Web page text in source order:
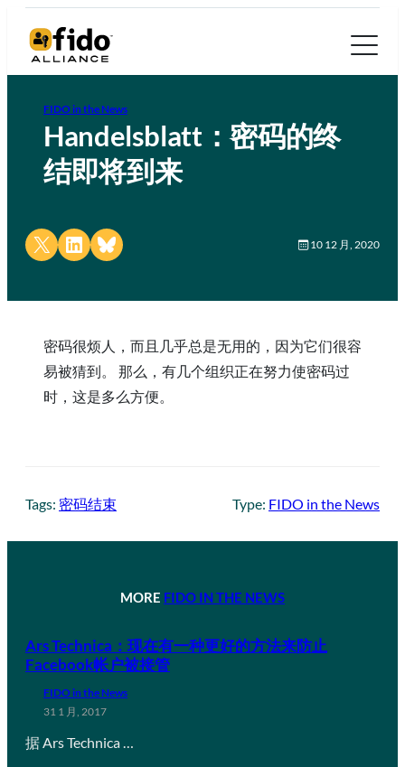
FIDO in the News
Handelsblatt：密码的终
结即将到来
Share on X Share on LinkedIn
Share on Bluesky 10 12 月, 2020
密码很烦人，而且几乎总是无用的，因为它们很容
易被猜到。 那么，有几个组织正在努力使密码过
时，这是多么方便。
Tags: 密码结束 Type: FIDO in the News
MORE FIDO IN THE NEWS
Ars Technica：现在有一种更好的方法来防止
Facebook帐户被接管
FIDO in the News
31 1 月, 2017
据 Ars Technica …